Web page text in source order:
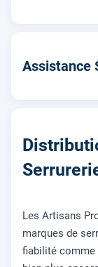
Assistance
Les Artisans
marques de
fiabilité comme